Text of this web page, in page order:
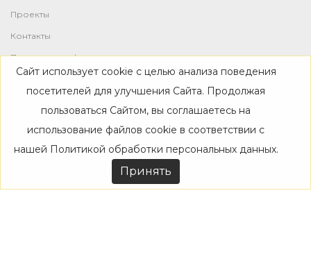
Проекты
Контакты
Политика конфиденциальности
Магазин
Каталог
Дизайнерам
Акции
Сайт использует cookie с целью анализа поведения
посетителей для улучшения Сайта. Продолжая
пользоваться Сайтом, вы соглашаетесь на
использование файлов cookie в соответствии с
нашей Политикой обработки персональных данных.
Принять